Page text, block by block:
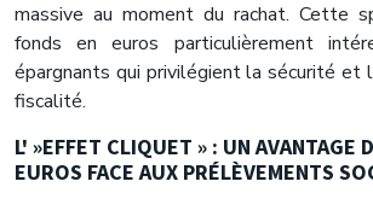
massive au moment du rachat. Cette
fonds en euros particulièrement
épargnants qui privilégient la sécurité et
fiscalité.
L' »EFFET CLIQUET » : UN AVANTAGE
EUROS FACE AUX PRÉLÈVEMENTS